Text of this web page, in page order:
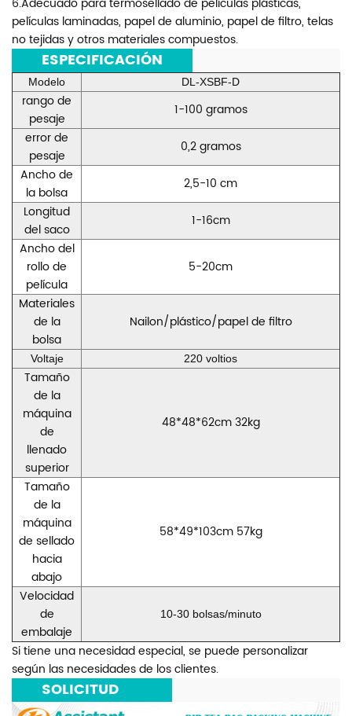
6.Adecuado para termosellado de películas plásticas,
películas laminadas, papel de aluminio, papel de filtro, telas
no tejidas y otros materiales compuestos.
ESPECIFICACIÓN
Modelo DL-XSBF-D
rango de
pesaje
1-100 gramos
error de
pesaje
0,2 gramos
Ancho de
la bolsa
2,5-10 cm
Longitud
del saco
1-16cm
Ancho del
rollo de
película
5-20cm
Materiales
de la
bolsa
Nailon/plástico/papel de filtro
Voltaje 220 voltios
Tamaño
de la
máquina
de
llenado
superior
48*48*62cm 32kg
Tamaño
de la
máquina
de sellado
hacia
abajo
58*49*103cm 57kg
Velocidad
de
embalaje
10-30 bolsas/minuto
Si tiene una necesidad especial, se puede personalizar
según las necesidades de los clientes.
SOLICITUD